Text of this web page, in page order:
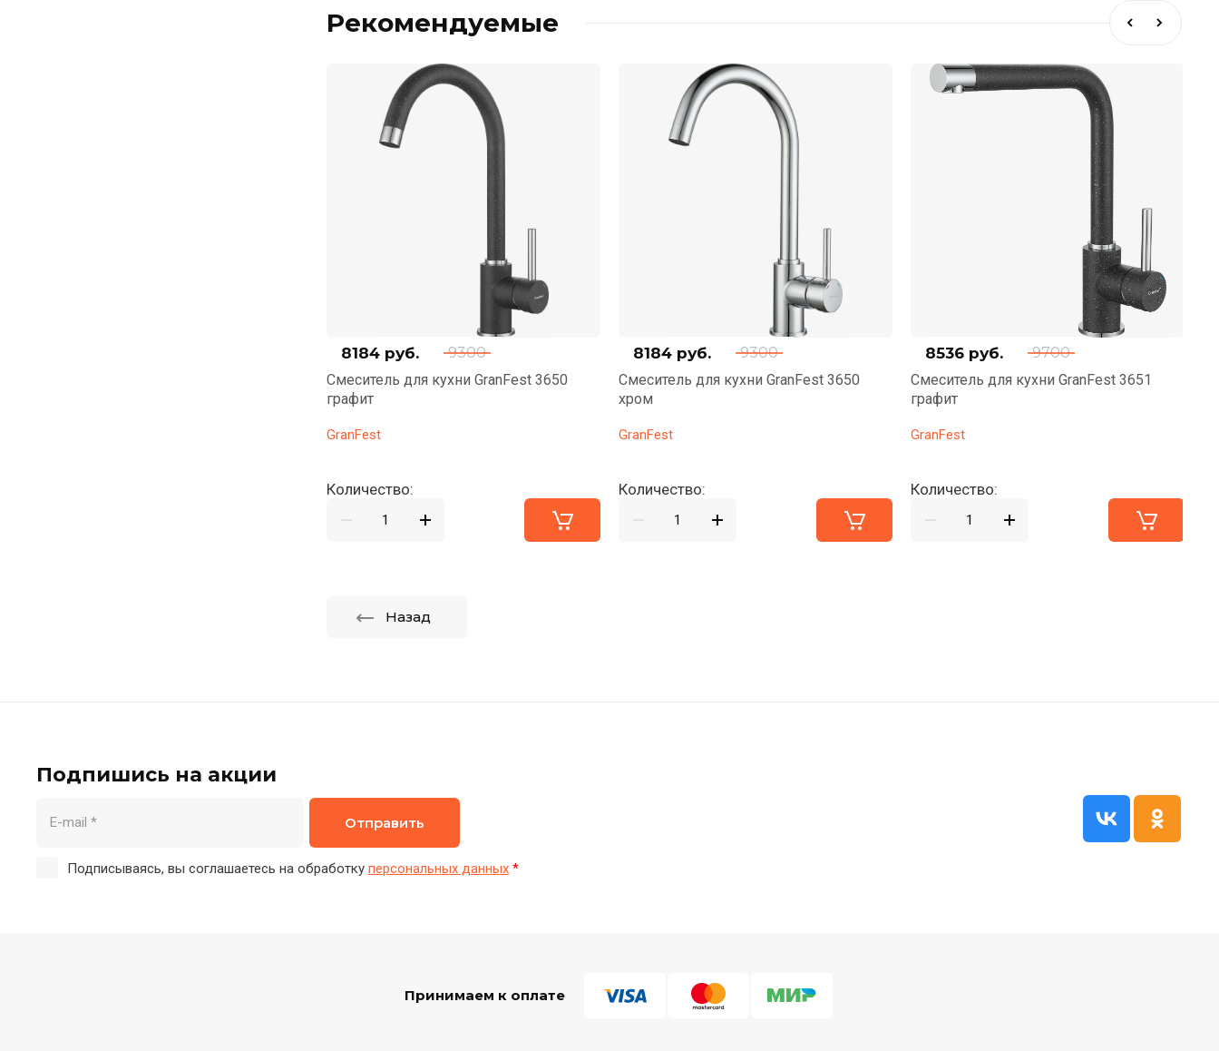
Рекомендуемые
9300
8184 руб.
Смеситель для кухни GranFest 3650
графит
GranFest
Количество:
9300
8184 руб.
Смеситель для кухни GranFest 3650
хром
GranFest
Количество:
9700
8536 руб.
Смеситель для кухни GranFest 3651
графит
GranFest
Количество:
Назад
Подпишись на акции
Подписываясь, вы соглашаетесь на обработку персональных данных *
Отправить
Принимаем к оплате